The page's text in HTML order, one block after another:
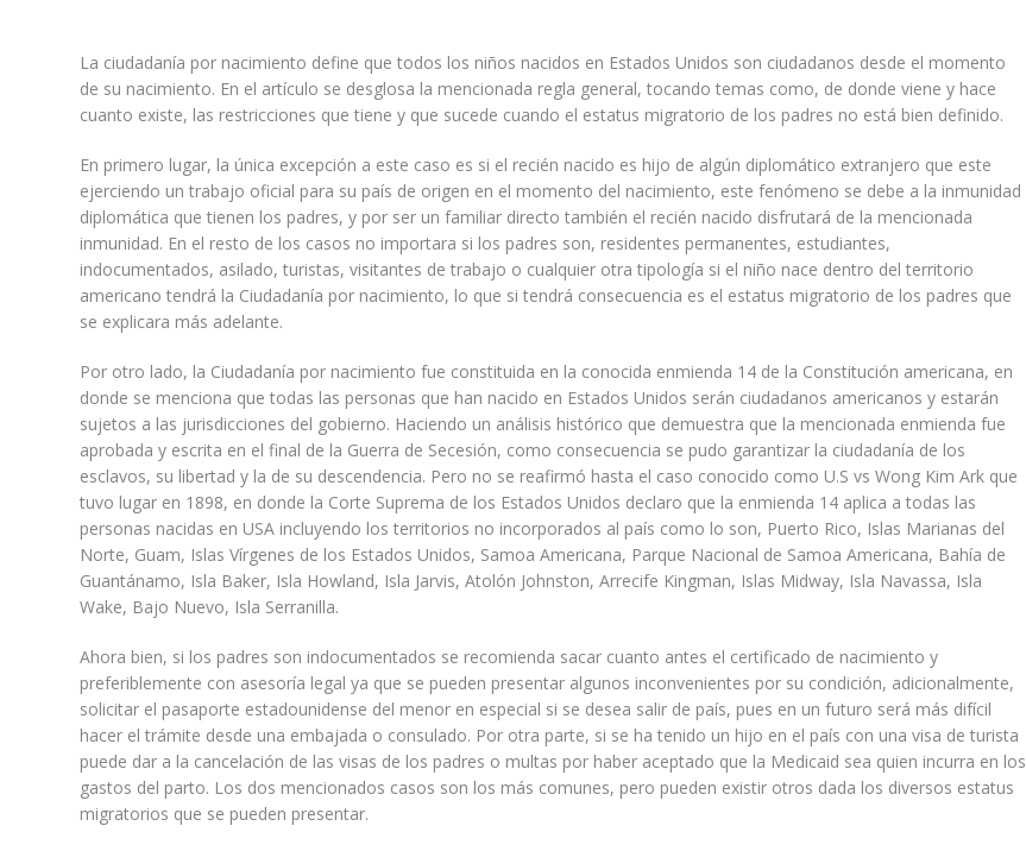
La ciudadanía por nacimiento define que todos los niños nacidos en Estados Unidos son ciudadanos desde el momento
de su nacimiento. En el artículo se desglosa la mencionada regla general, tocando temas como, de donde viene y hace
cuanto existe, las restricciones que tiene y que sucede cuando el estatus migratorio de los padres no está bien definido.
En primero lugar, la única excepción a este caso es si el recién nacido es hijo de algún diplomático extranjero que este
ejerciendo un trabajo oficial para su país de origen en el momento del nacimiento, este fenómeno se debe a la inmunidad
diplomática que tienen los padres, y por ser un familiar directo también el recién nacido disfrutará de la mencionada
inmunidad. En el resto de los casos no importara si los padres son, residentes permanentes, estudiantes,
indocumentados, asilado, turistas, visitantes de trabajo o cualquier otra tipología si el niño nace dentro del territorio
americano tendrá la Ciudadanía por nacimiento, lo que si tendrá consecuencia es el estatus migratorio de los padres que
se explicara más adelante.
Por otro lado, la Ciudadanía por nacimiento fue constituida en la conocida enmienda 14 de la Constitución americana, en
donde se menciona que todas las personas que han nacido en Estados Unidos serán ciudadanos americanos y estarán
sujetos a las jurisdicciones del gobierno. Haciendo un análisis histórico que demuestra que la mencionada enmienda fue
aprobada y escrita en el final de la Guerra de Secesión, como consecuencia se pudo garantizar la ciudadanía de los
esclavos, su libertad y la de su descendencia. Pero no se reafirmó hasta el caso conocido como U.S vs Wong Kim Ark que
tuvo lugar en 1898, en donde la Corte Suprema de los Estados Unidos declaro que la enmienda 14 aplica a todas las
personas nacidas en USA incluyendo los territorios no incorporados al país como lo son, Puerto Rico, Islas Marianas del
Norte, Guam, Islas Vírgenes de los Estados Unidos, Samoa Americana, Parque Nacional de Samoa Americana, Bahía de
Guantánamo, Isla Baker, Isla Howland, Isla Jarvis, Atolón Johnston, Arrecife Kingman, Islas Midway, Isla Navassa, Isla
Wake, Bajo Nuevo, Isla Serranilla.
Ahora bien, si los padres son indocumentados se recomienda sacar cuanto antes el certificado de nacimiento y
preferiblemente con asesoría legal ya que se pueden presentar algunos inconvenientes por su condición, adicionalmente,
solicitar el pasaporte estadounidense del menor en especial si se desea salir de país, pues en un futuro será más difícil
hacer el trámite desde una embajada o consulado. Por otra parte, si se ha tenido un hijo en el país con una visa de turista
puede dar a la cancelación de las visas de los padres o multas por haber aceptado que la Medicaid sea quien incurra en los
gastos del parto. Los dos mencionados casos son los más comunes, pero pueden existir otros dada los diversos estatus
migratorios que se pueden presentar.